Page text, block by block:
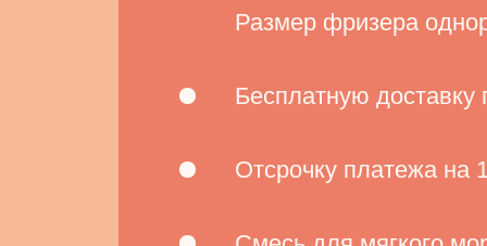
Размер фризера
Бесплатную
Отсрочку платежа